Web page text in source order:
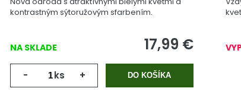
kontrastným sýtoružovým sfarbením.
NA SKLADE 17,99 €
- ks + DO KOŠÍKA